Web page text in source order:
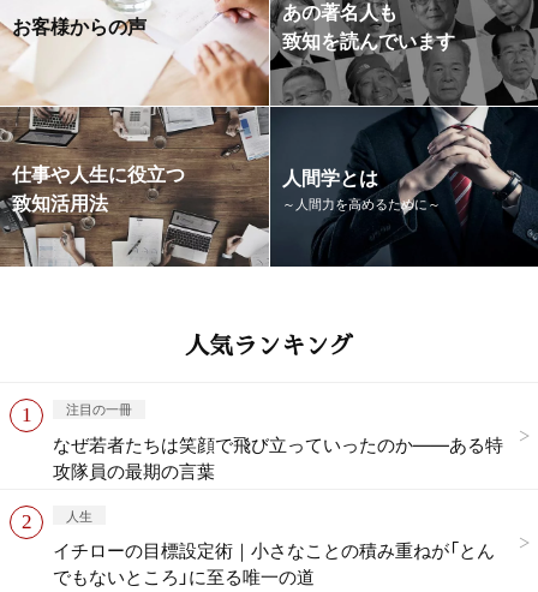
お客様からの声
あの著名人も
致知を読んでいます
仕事や人生に役立つ
致知活用法
人間学とは
～人間力を高めるために～
人気ランキング
注目の一冊
なぜ若者たちは笑顔で飛び立っていったのか——ある特
攻隊員の最期の言葉
人生
イチローの目標設定術｜小さなことの積み重ねが「とん
でもないところ」に至る唯一の道